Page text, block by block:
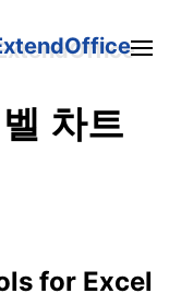
차트
for Excel